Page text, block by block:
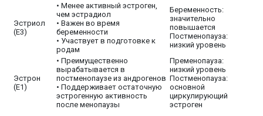
Эстриол
(E3)
• Менее активный эстроген,
чем эстрадиол
• Важен во время
беременности
• Участвует в подготовке к
родам
Беременность:
значительно
повышается
Постменопауза:
низкий уровень
Эстрон
(E1)
• Преимущественно
вырабатывается в
постменопаузе из андрогенов
• Поддерживает остаточную
эстрогенную активность
после менопаузы
Пременопауза:
низкий уровень
Постменопауза:
основной
циркулирующий
эстроген